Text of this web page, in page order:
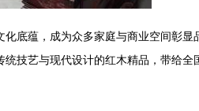
底蕴，成为众多家庭与商业空间彰
技艺与现代设计的红木精品，带给全